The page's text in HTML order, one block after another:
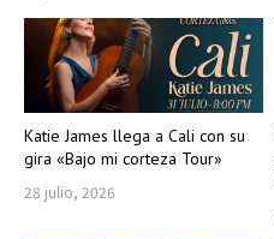
Katie James llega a Cali con su
gira «Bajo mi corteza Tour»
28 julio, 2026